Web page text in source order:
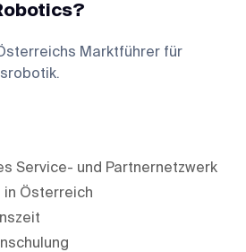
Marktführer für
Service- und Partnernetzwerk
in Österreich